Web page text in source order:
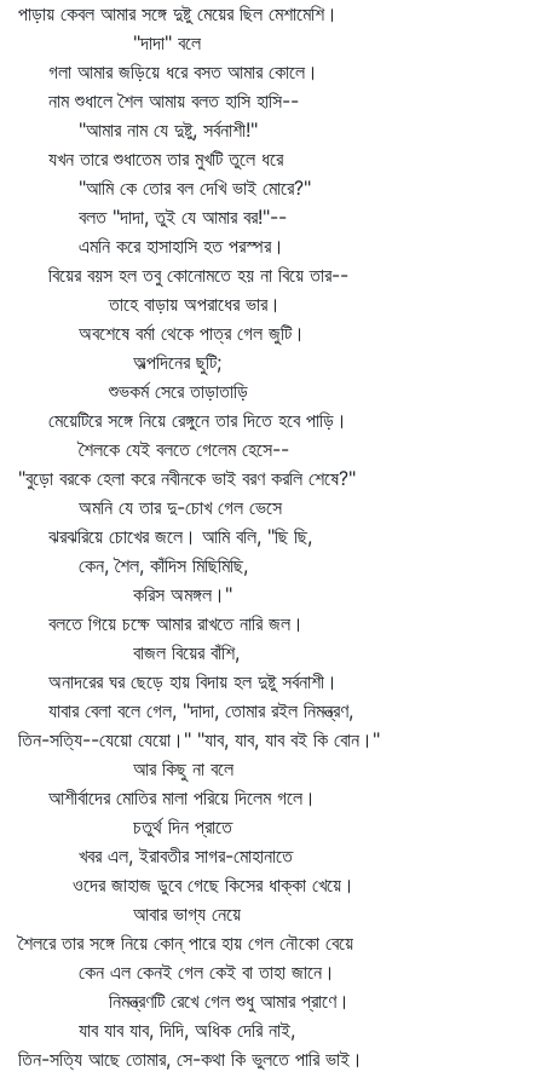
পাড়ায় কেবল আমার সঙ্গে দুষ্টু মেয়ের ছিল মেশামেশি।
"দাদা" বলে
গলা আমার জড়িয়ে ধরে বসত আমার কোলে।
নাম শুধালে শৈল আমায় বলত হাসি হাসি--
"আমার নাম যে দুষ্টু, সর্বনাশী!"
যখন তারে শুধাতেম তার মুখটি তুলে ধরে
"আমি কে তোর বল দেখি ভাই মোরে?"
বলত "দাদা, তুই যে আমার বর!"--
এমনি করে হাসাহাসি হত পরস্পর।
বিয়ের বয়স হল তবু কোনোমতে হয় না বিয়ে তার--
তাহে বাড়ায় অপরাধের ভার।
অবশেষে বর্মা থেকে পাত্র গেল জুটি।
অল্পদিনের ছুটি;
শুভকর্ম সেরে তাড়াতাড়ি
মেয়েটিরে সঙ্গে নিয়ে রেঙ্গুনে তার দিতে হবে পাড়ি।
শৈলকে যেই বলতে গেলেম হেসে--
"বুড়ো বরকে হেলা করে নবীনকে ভাই বরণ করলি শেষে?"
অমনি যে তার দু-চোখ গেল ভেসে
ঝরঝরিয়ে চোখের জলে। আমি বলি, "ছি ছি,
কেন, শৈল, কাঁদিস মিছিমিছি,
করিস অমঙ্গল।"
বলতে গিয়ে চক্ষে আমার রাখতে নারি জল।
বাজল বিয়ের বাঁশি,
অনাদরের ঘর ছেড়ে হায় বিদায় হল দুষ্টু সর্বনাশী।
যাবার বেলা বলে গেল, "দাদা, তোমার রইল নিমন্ত্রণ,
তিন-সত্যি--যেয়ো যেয়ো।" "যাব, যাব, যাব বই কি বোন।"
আর কিছু না বলে
আশীর্বাদের মোতির মালা পরিয়ে দিলেম গলে।
চতুর্থ দিন প্রাতে
খবর এল, ইরাবতীর সাগর-মোহানাতে
ওদের জাহাজ ডুবে গেছে কিসের ধাক্কা খেয়ে।
আবার ভাগ্য নেয়ে
শৈলরে তার সঙ্গে নিয়ে কোন্‌ পারে হায় গেল নৌকো বেয়ে
কেন এল কেনই গেল কেই বা তাহা জানে।
নিমন্ত্রণটি রেখে গেল শুধু আমার প্রাণে।
যাব যাব যাব, দিদি, অধিক দেরি নাই,
তিন-সত্যি আছে তোমার, সে-কথা কি ভুলতে পারি ভাই।